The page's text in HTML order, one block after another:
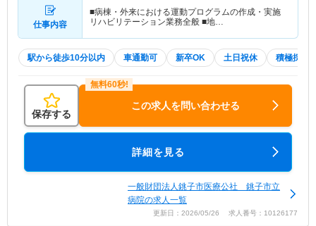
仕事内容
■病棟・外来における運動プログラムの作成・実施
リハビリテーション業務全般 ■地…
駅から徒歩10分以内 車通勤可 新卒OK 土日祝休 積極採用
保存する
この求人を問い合わせる
詳細を見る
一般財団法人銚子市医療公社 銚子市立
病院の求人一覧
更新日：2026/05/26 求人番号：10126177